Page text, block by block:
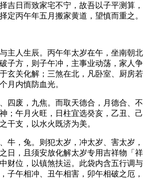
吉日而致家宅不宁，故吾以子平测算，
定丙午年五月搬家黄道，望慎而重之。
主人生辰。丙午年太岁在午，坐南朝北
子方，则子午冲，主事业动荡，家人争
玄关化解；三煞在北，凡卧室、厨房若
月内慎防血光。
四废，九焦。而取天德合，月德合、不
；午月火旺，日柱宜选癸亥，乙丑、己
干支，以水火既济为美。
牛，兔。则犯太岁，冲太岁、害太岁，
日，且须安放化解太岁专用吉祥物「祥
财位，以镇煞扶运。此袋内含五行调与
子午相冲、丑午相害，卯午相破之厄，